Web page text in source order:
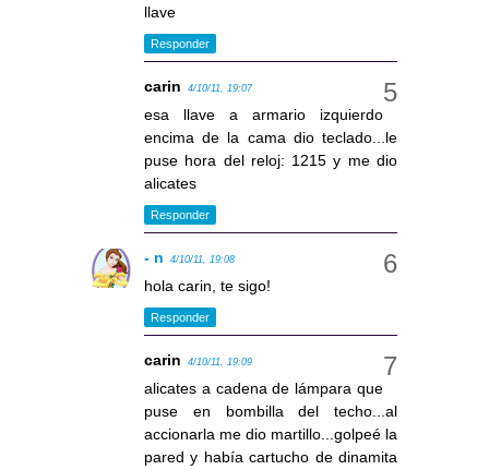
llave
Responder
carin 4/10/11, 19:07
esa llave a armario izquierdo
encima de la cama dio teclado...le
puse hora del reloj: 1215 y me dio
alicates
Responder
- n 4/10/11, 19:08
hola carin, te sigo!
Responder
carin 4/10/11, 19:09
alicates a cadena de lámpara que
puse en bombilla del techo...al
accionarla me dio martillo...golpeé la
pared y había cartucho de dinamita